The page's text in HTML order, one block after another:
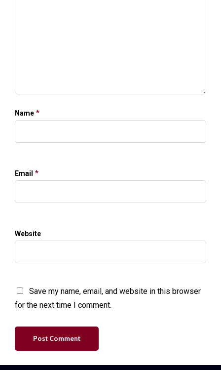
Name *
Email *
Website
Save my name, email, and website in this browser
for the next time I comment.